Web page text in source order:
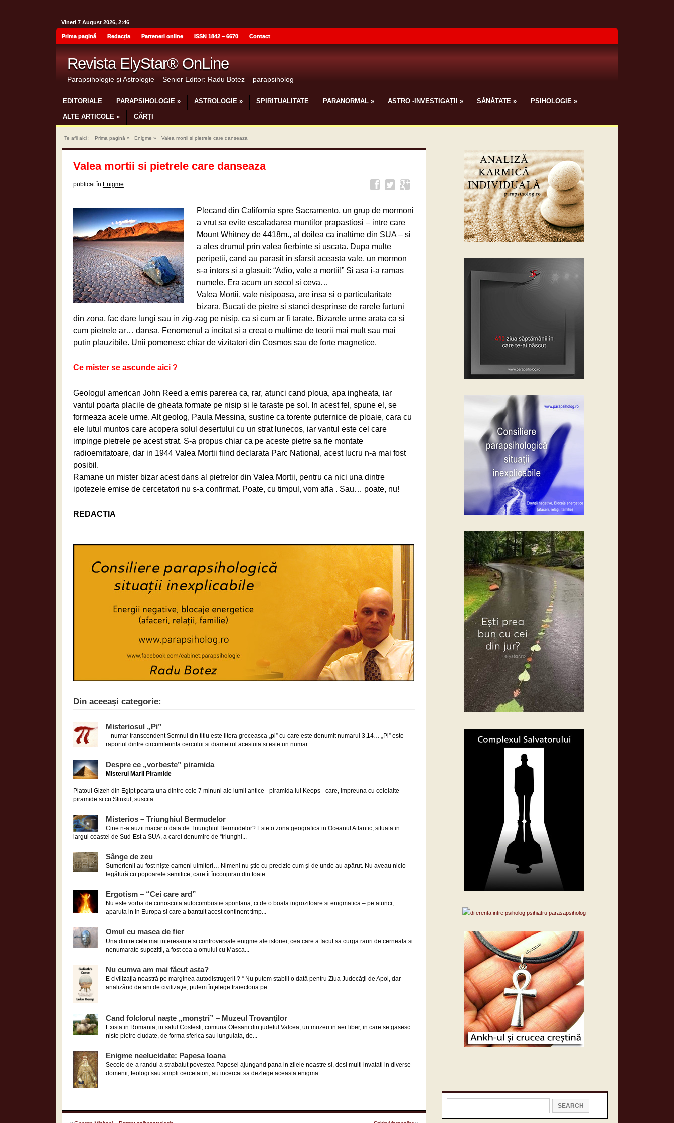
Vineri 7 August 2026, 2:46
Prima pagină Redacția Parteneri online ISSN 1842 – 6670 Contact
Revista ElyStar® OnLine
Parapsihologie și Astrologie – Senior Editor: Radu Botez – parapsiholog
EDITORIALE PARAPSIHOLOGIE» ASTROLOGIE» SPIRITUALITATE PARANORMAL» ASTRO -INVESTIGAȚII » SĂNĂTATE » PSIHOLOGIE»
ALTE ARTICOLE » CĂRŢI
Te afli aici : Prima pagină » Enigme » Valea mortii si pietrele care danseaza
Valea mortii si pietrele care danseaza
publicat în Enigme
Plecand din California spre Sacramento, un grup de mormoni
a vrut sa evite escaladarea muntilor prapastiosi – intre care
Mount Whitney de 4418m., al doilea ca inaltime din SUA – si
a ales drumul prin valea fierbinte si uscata. Dupa multe
peripetii, cand au parasit in sfarsit aceasta vale, un mormon
s-a intors si a glasuit: “Adio, vale a mortii!” Si asa i-a ramas
numele. Era acum un secol si ceva…
Valea Mortii, vale nisipoasa, are insa si o particularitate
bizara. Bucati de pietre si stanci desprinse de rarele furtuni
din zona, fac dare lungi sau in zig-zag pe nisip, ca si cum ar fi tarate. Bizarele urme arata ca si
cum pietrele ar… dansa. Fenomenul a incitat si a creat o multime de teorii mai mult sau mai
putin plauzibile. Unii pomenesc chiar de vizitatori din Cosmos sau de forte magnetice.
Ce mister se ascunde aici ?
Geologul american John Reed a emis parerea ca, rar, atunci cand ploua, apa ingheata, iar
vantul poarta placile de gheata formate pe nisip si le taraste pe sol. In acest fel, spune el, se
formeaza acele urme. Alt geolog, Paula Messina, sustine ca torente puternice de ploaie, cara cu
ele lutul muntos care acopera solul desertului cu un strat lunecos, iar vantul este cel care
impinge pietrele pe acest strat. S-a propus chiar ca pe aceste pietre sa fie montate
radioemitatoare, dar in 1944 Valea Mortii fiind declarata Parc National, acest lucru n-a mai fost
posibil.
Ramane un mister bizar acest dans al pietrelor din Valea Mortii, pentru ca nici una dintre
ipotezele emise de cercetatori nu s-a confirmat. Poate, cu timpul, vom afla . Sau… poate, nu!
REDACTIA
Din aceeași categorie:
Misteriosul „Pi”
– numar transcendent Semnul din titlu este litera greceasca „pi” cu care este denumit numarul 3,14… „Pi” este
raportul dintre circumferinta cercului si diametrul acestuia si este un numar...
Despre ce „vorbeste” piramida
Misterul Marii Piramide
Platoul Gizeh din Egipt poarta una dintre cele 7 minuni ale lumii antice - piramida lui Keops - care, impreuna cu celelalte
piramide si cu Sfinxul, suscita...
Misterios – Triunghiul Bermudelor
Cine n-a auzit macar o data de Triunghiul Bermudelor? Este o zona geografica in Oceanul Atlantic, situata in
largul coastei de Sud-Est a SUA, a carei denumire de “triunghi...
Sânge de zeu
Sumerienii au fost niște oameni uimitori… Nimeni nu știe cu precizie cum și de unde au apărut. Nu aveau nicio
legătură cu popoarele semitice, care îi înconjurau din toate...
Ergotism – “Cei care ard”
Nu este vorba de cunoscuta autocombustie spontana, ci de o boala ingrozitoare si enigmatica – pe atunci,
aparuta in in Europa si care a bantuit acest continent timp...
Omul cu masca de fier
Una dintre cele mai interesante si controversate enigme ale istoriei, cea care a facut sa curga rauri de cerneala si
nenumarate supozitii, a fost cea a omului cu Masca...
Nu cumva am mai făcut asta?
E civilizația noastră pe marginea autodistrugerii ? “ Nu putem stabili o dată pentru Ziua Judecăţii de Apoi, dar
analizând de ani de civilizaţie, putem înţelege traiectoria pe...
Cand folclorul naşte „monştri” – Muzeul Trovanţilor
Exista in Romania, in satul Costesti, comuna Otesani din judetul Valcea, un muzeu in aer liber, in care se gasesc
niste pietre ciudate, de forma sferica sau lunguiata, de...
Enigme neelucidate: Papesa Ioana
Secole de-a randul a strabatut povestea Papesei ajungand pana in zilele noastre si, desi multi invatati in diverse
domenii, teologi sau simpli cercetatori, au incercat sa dezlege aceasta enigma...